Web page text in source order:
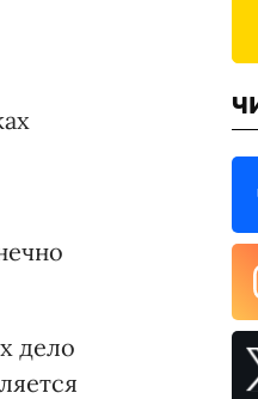
дело